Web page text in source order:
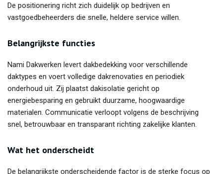
De positionering richt zich duidelijk op bedrijven en
vastgoedbeheerders die snelle, heldere service willen.
Belangrijkste functies
Nami Dakwerken levert dakbedekking voor verschillende
daktypes en voert volledige dakrenovaties en periodiek
onderhoud uit. Zij plaatst dakisolatie gericht op
energiebesparing en gebruikt duurzame, hoogwaardige
materialen. Communicatie verloopt volgens de beschrijving
snel, betrouwbaar en transparant richting zakelijke klanten.
Wat het onderscheidt
De belangrijkste onderscheidende factor is de sterke focus op